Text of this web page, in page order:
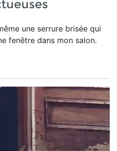
une serrure brisée qui
fenêtre dans mon salon.